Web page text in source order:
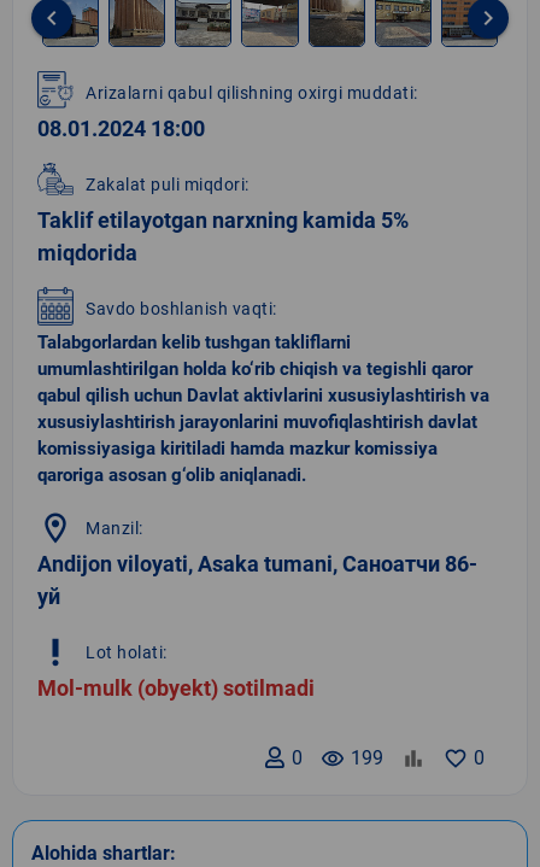
1
of
7
keyboard_arrow_left keyboard_arrow_right
Arizalarni qabul qilishning oxirgi muddati:
08.01.2024 18:00
Zakalat puli miqdori:
Taklif etilayotgan narxning kamida 5%
miqdorida
Savdo boshlanish vaqti:
Talabgorlardan kelib tushgan takliflarni
umumlashtirilgan holda ko‘rib chiqish va tegishli qaror
qabul qilish uchun Davlat aktivlarini xususiylashtirish va
xususiylashtirish jarayonlarini muvofiqlashtirish davlat
komissiyasiga kiritiladi hamda mazkur komissiya
qaroriga asosan g‘olib aniqlanadi.
location_on Manzil:
Andijon viloyati, Asaka tumani, Саноатчи 86-
уй
priority_high Lot holati:
Mol-mulk (obyekt) sotilmadi
favorite_border 0
remove_red_eye 199
0
Alohida shartlar: